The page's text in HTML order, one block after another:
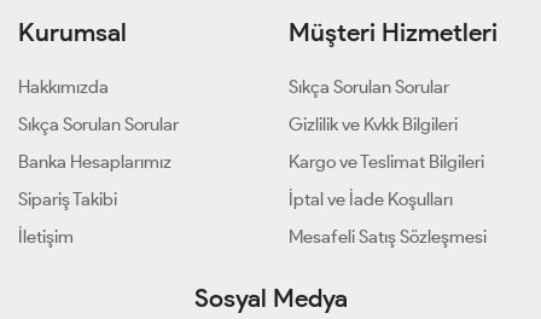
Kurumsal
Hakkımızda
Sıkça Sorulan Sorular
Banka Hesaplarımız
Sipariş Takibi
İletişim
Müşteri Hizmetleri
Sıkça Sorulan Sorular
Gizlilik ve Kvkk Bilgileri
Kargo ve Teslimat Bilgileri
İptal ve İade Koşulları
Mesafeli Satış Sözleşmesi
Sosyal Medya